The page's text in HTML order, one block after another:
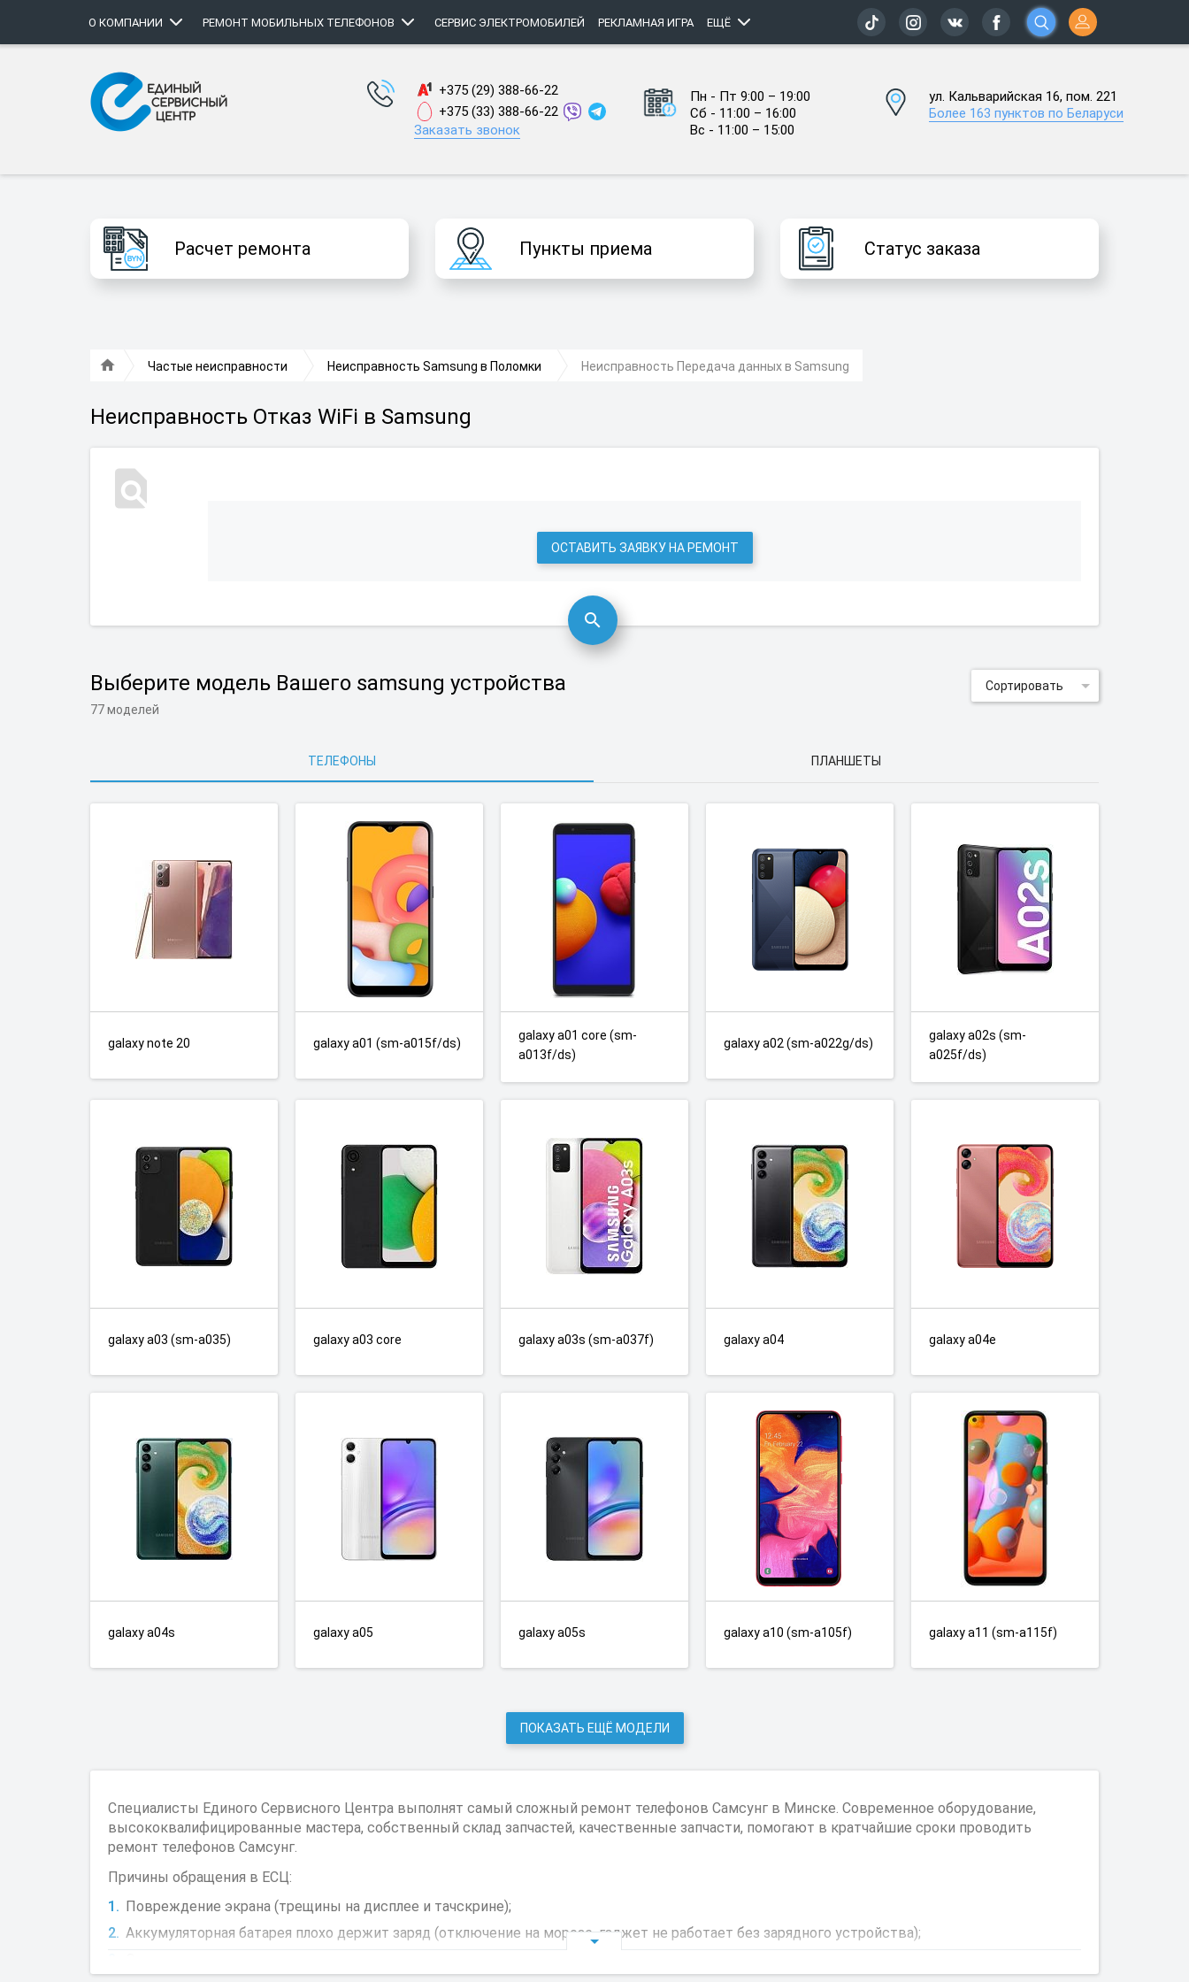
О КОМПАНИИ РЕМОНТ МОБИЛЬНЫХ ТЕЛЕФОНОВ СЕРВИС ЭЛЕКТРОМОБИЛЕЙ РЕКЛАМНАЯ ИГРА ЕЩЁ
+375 (29) 388-66-22
+375 (33) 388-66-22
Заказать звонок
Пн - Пт 9:00 – 19:00
Сб - 11:00 – 16:00
Вс - 11:00 – 15:00
ул. Кальварийская 16, пом. 221
Более 163 пунктов по Беларуси
Расчет ремонта Пункты приема Статус заказа
Частые неисправности Неисправность Samsung в Поломки Неисправность Передача данных в Samsung
Неисправность Отказ WiFi в Samsung
ОСТАВИТЬ ЗАЯВКУ НА РЕМОНТ
Выберите модель Вашего samsung устройства
77 моделей
Сортировать
ТЕЛЕФОНЫ ПЛАНШЕТЫ
galaxy note 20 galaxy a01 (sm-a015f/ds)
galaxy a01 core (sm-
a013f/ds)
galaxy a02 (sm-a022g/ds)
galaxy a02s (sm-
a025f/ds)
galaxy a03 (sm-a035) galaxy a03 core galaxy a03s (sm-a037f) galaxy a04 galaxy a04e
galaxy a04s galaxy a05 galaxy a05s galaxy a10 (sm-a105f) galaxy a11 (sm-a115f)
ПОКАЗАТЬ ЕЩЁ МОДЕЛИ
Специалисты Единого Сервисного Центра выполнят самый сложный ремонт телефонов Самсунг в Минске. Современное оборудование,
высококвалифицированные мастера, собственный склад запчастей, качественные запчасти, помогают в кратчайшие сроки проводить
ремонт телефонов Самсунг.
Причины обращения в ЕСЦ:
Повреждение экрана (трещины на дисплее и тачскрине);
Аккумуляторная батарея плохо держит заряд (отключение на морозе, гаджет не работает без зарядного устройства);